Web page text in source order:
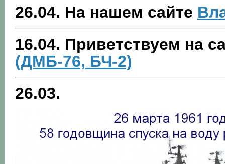
26.04. На нашем сайте
16.04. Приветствуем на
(ДМБ-76, БЧ-2)
26.03.